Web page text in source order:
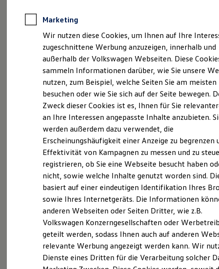
Anpfiff zum Gewinn
Elektroautos
ID. Tutorials
Elektrofahrzeugkonzepte
Reichweite
Reichweite der ID. Modelle
Reichweite im Winter
Laden
Laden unterwegs
Laden Zuhause
Ladezeitensimulator
Batterie
Sicherheit
Garantie und Lebensdauer
Nachhaltigkeit
Technologie
Kosten und Kauf
Verbrauchskosten
Kaufoptionen
E-Auto-Förderung
Software und Konnektivität
Die ID. Software 6
ID. Software Versionen und Updates
Digitale Extras
Schnittstellen zu Ihrem ID.
haben wir uns ständig weiterentwickelt und
ausgebaut. So können Sie sich nicht nur auf ein
vielfältiges Angebot Auswahl an Fahrzeugen und
Dienstleistungen rund ums Auto verlassen.
Sondern darauf bauen, dass Sie immer gut und
kompetent beraten und von Mensch zu Mensch
betreut werden. Für Ihre Zufriedenheit gehen wir
auch gerne mal die Extra-Meile.
Genau das ist es, was wir auch heute, in vierter
Generation, unter „mehr Auto“ verstehen: einen
Mehrwert für Sie zu schaffen – sei es beim
Verkauf von Neu- oder Gebrauchtwagen, beim
Service, bei Reparaturenoder bei
Beratungsleistungen.
Wir erfüllen Ihre Bedürfnisse hinsichtlich
MobilitätundFlexibilität. Und bieten Ihnen
alles, was Mobilität heute braucht: Leidenschaft
Marketing
Wir nutzen diese Cookies, um Ihnen auf Ihre
zugeschnittene Werbung anzuzeigen, innerhalb und
außerhalb der Volkswagen Webseiten. Diese
sammeln Informationen darüber, wie Sie unsere
nutzen, zum Beispiel, welche Seiten Sie am meisten
besuchen oder wie Sie sich auf der Seite bewegen.
Zweck dieser Cookies ist es, Ihnen für Sie
an Ihre Interessen angepasste Inhalte anzubieten.
werden außerdem dazu verwendet, die
Erscheinungshäufigkeit einer Anzeige zu begrenzen
Effektivität von Kampagnen zu messen und zu
registrieren, ob Sie eine Webseite besucht haben
nicht, sowie welche Inhalte genutzt worden sind.
basiert auf einer eindeutigen Identifikation Ihres
sowie Ihres Internetgeräts. Die Informationen
anderen Webseiten oder Seiten Dritter, wie z.B.
Volkswagen Konzerngesellschaften oder
geteilt werden, sodass Ihnen auch auf anderen
relevante Werbung angezeigt werden kann. Wir
Dienste eines Dritten für die Verarbeitung solcher